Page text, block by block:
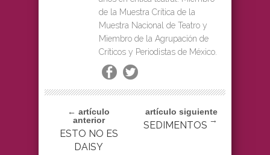
de la Muestra Crítica de la
Muestra Nacional de Teatro y
Miembro de la Agrupación de
Críticos y Periodistas de México.
← artículo
anterior
ESTO NO ES
DAISY
artículo siguiente
→
SEDIMENTOS